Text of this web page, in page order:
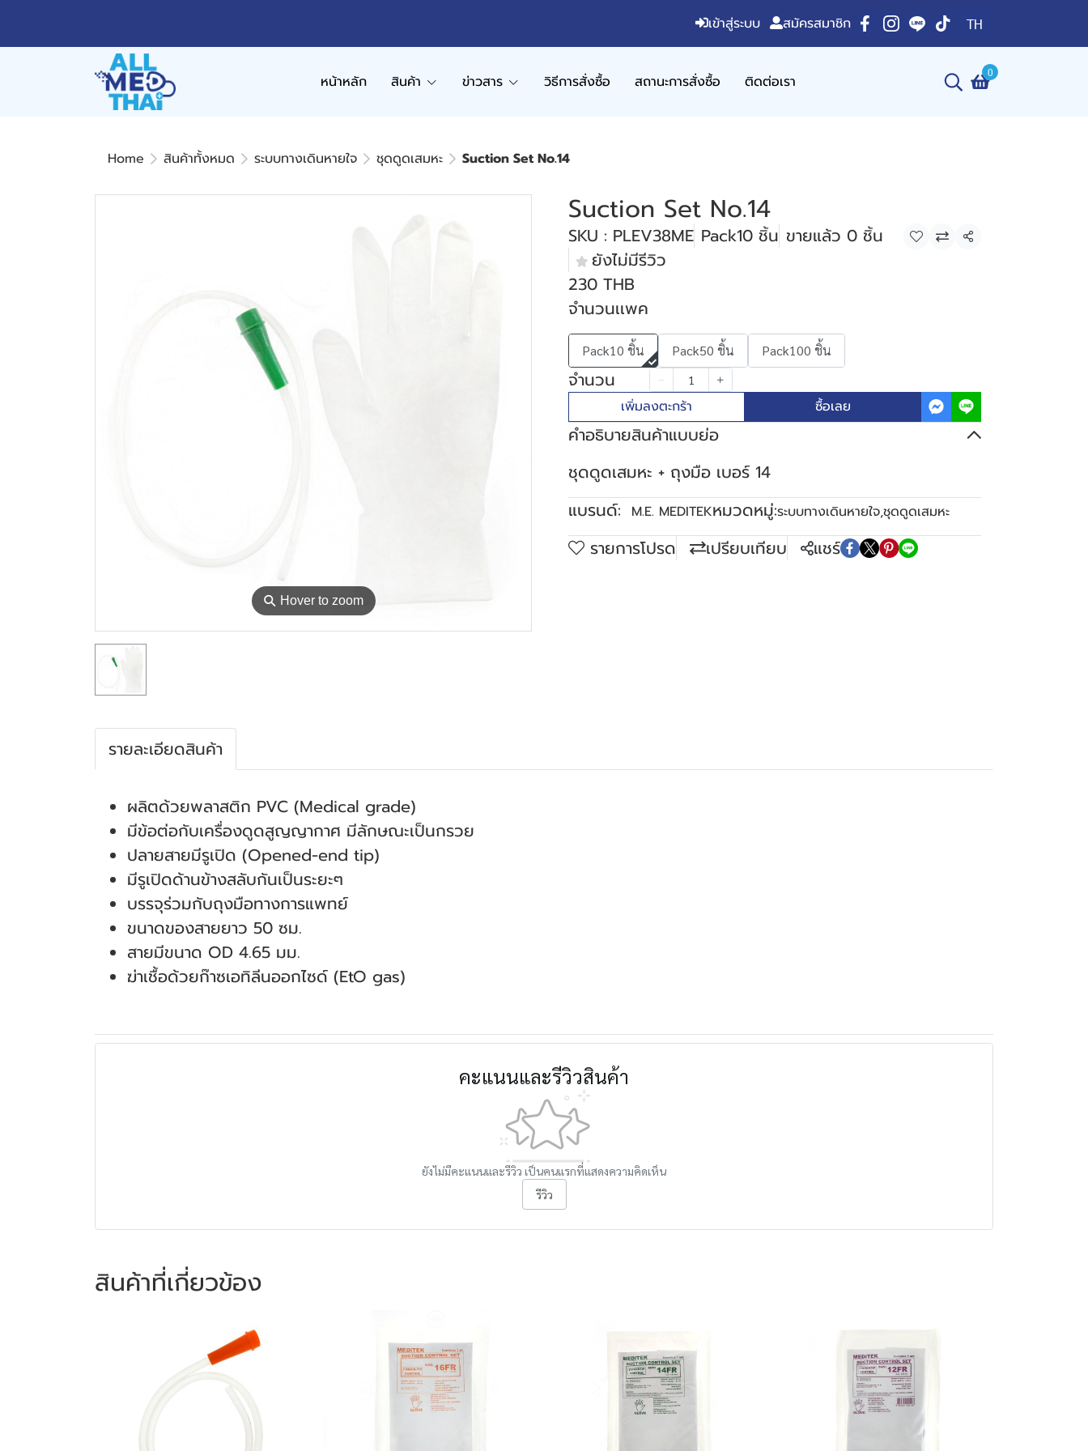
เข้าสู่ระบบ สมัครสมาชิก TH
หน้าหลัก สินค้า ข่าวสาร วิธีการสั่งซื้อ สถานะการสั่งซื้อ ติดต่อเรา 0
Home สินค้าทั้งหมด ระบบทางเดินหายใจ ชุดดูดเสมหะ Suction Set No.14
⚲ Hover to zoom
Suction Set No.14
SKU : PLEV38ME Pack10 ชิ้น ขายแล้ว 0 ชิ้น
ยังไม่มีรีวิว
แชร์
230 THB
จำนวนเเพค
Pack10 ชิ้น Pack50 ชิ้น Pack100 ชิ้น
จำนวน
เพิ่มลงตะกร้า ซื้อเลย
คำอธิบายสินค้าแบบย่อ
ชุดดูดเสมหะ + ถุงมือ เบอร์ 14
แบรนด์:
M.E. MEDITEKหมวดหมู่:ระบบทางเดินหายใจ,ชุดดูดเสมหะ
รายการโปรด เปรียบเทียบ แชร์
รายละเอียดสินค้า
ผลิตด้วยพลาสติก PVC (Medical grade)
มีข้อต่อกับเครื่องดูดสูญญากาศ มีลักษณะเป็นกรวย
ปลายสายมีรูเปิด (Opened-end tip)
มีรูเปิดด้านข้างสลับกันเป็นระยะๆ
บรรจุร่วมกับถุงมือทางการแพทย์
ขนาดของสายยาว 50 ซม.
สายมีขนาด OD 4.65 มม.
ฆ่าเชื้อด้วยก๊าซเอทิลีนออกไซด์ (EtO gas)
คะแนนและรีวิวสินค้า
ยังไม่มีคะแนนและรีวิว เป็นคนแรกที่แสดงความคิดเห็น
รีวิว
สินค้าที่เกี่ยวข้อง